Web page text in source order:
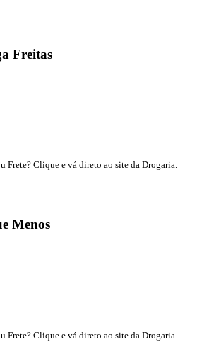
Freitas
Frete? Clique e vá direto ao site da Drogaria.
Menos
Frete? Clique e vá direto ao site da Drogaria.